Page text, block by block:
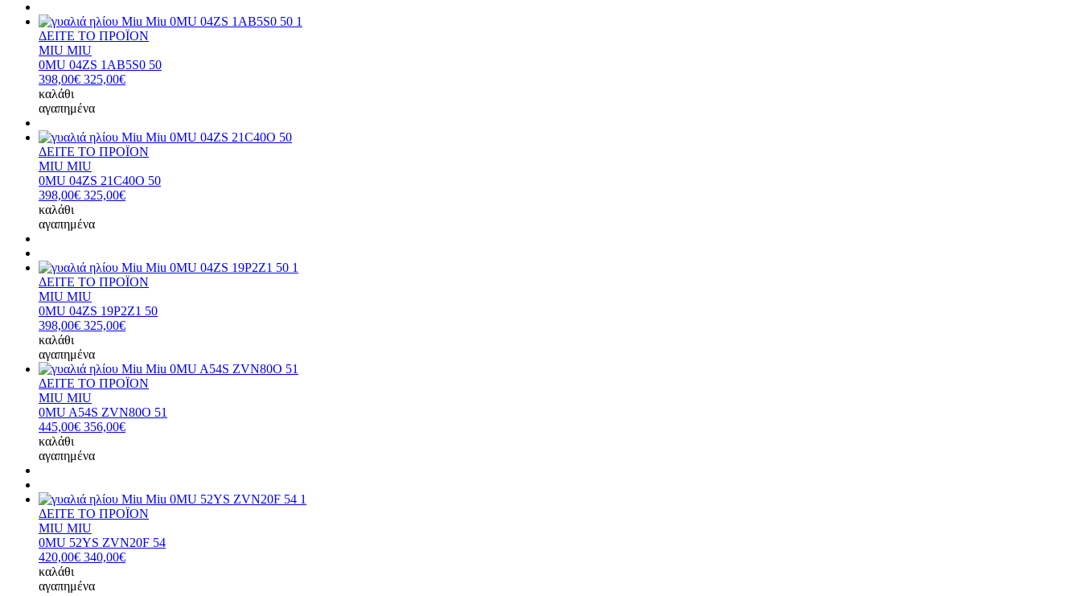
ΔΕΙΤΕ ΤΟ ΠΡΟΪΟΝ
MIU MIU
0MU 04ZS 1AB5S0 50
398,00€ 325,00€
καλάθι
αγαπημένα
ΔΕΙΤΕ ΤΟ ΠΡΟΪΟΝ
MIU MIU
0MU 04ZS 21C40O 50
398,00€ 325,00€
καλάθι
αγαπημένα
ΔΕΙΤΕ ΤΟ ΠΡΟΪΟΝ
MIU MIU
0MU 04ZS 19P2Z1 50
398,00€ 325,00€
καλάθι
αγαπημένα
ΔΕΙΤΕ ΤΟ ΠΡΟΪΟΝ
MIU MIU
0MU A54S ZVN80O 51
445,00€ 356,00€
καλάθι
αγαπημένα
ΔΕΙΤΕ ΤΟ ΠΡΟΪΟΝ
MIU MIU
0MU 52YS ZVN20F 54
420,00€ 340,00€
καλάθι
αγαπημένα